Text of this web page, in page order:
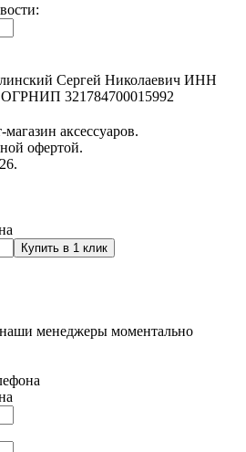
Сергей Николаевич ИНН
ОГРНИП 321784700015992
аксессуаров.
офертой.
Купить в 1 клик
менеджеры моментально